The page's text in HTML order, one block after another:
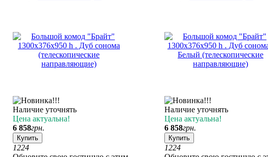
Наличие уточнять
Цена актуальна!
6 858грн.
Купить
1224
Наличие уточнять
Цена актуальна!
6 858грн.
Купить
1224